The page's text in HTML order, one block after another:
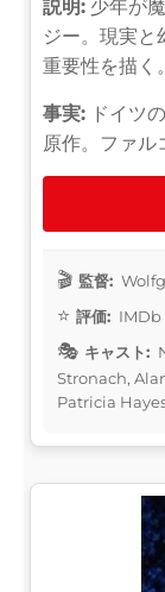
説明: 少年が
ジー。現実と
重要性を描く。
事実: ドイツ
原作。ファル
監督:
評価: IMDb
キャスト:
Stronach,
Patricia